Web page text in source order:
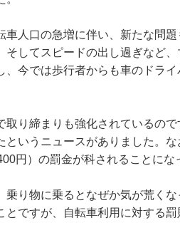
車人口の急増に伴い、新たな問
そしてスピードの出し過ぎなど
、今では歩行者からも車のドラ
取り締まりも強化されているの
というニュースがありました。
円）の罰金が科されることにな
乗り物に乗るとなぜか気が荒く
とですが、自転車利用に対する